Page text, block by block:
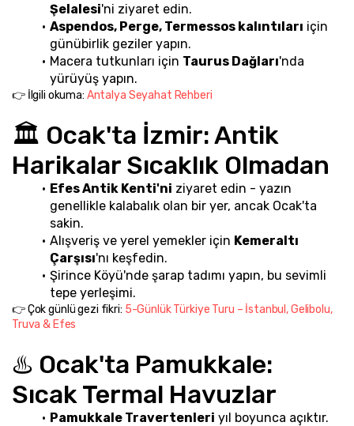
Şelalesi'ni ziyaret edin.
Aspendos, Perge, Termessos kalıntıları için
günübirlik geziler yapın.
Macera tutkunları için Taurus Dağları'nda
yürüyüş yapın.
👉 İlgili okuma: Antalya Seyahat Rehberi
🏛️ Ocak'ta İzmir: Antik
Harikalar Sıcaklık Olmadan
Efes Antik Kenti'ni ziyaret edin - yazın
genellikle kalabalık olan bir yer, ancak Ocak'ta
sakin.
Alışveriş ve yerel yemekler için Kemeraltı
Çarşısı'nı keşfedin.
Şirince Köyü'nde şarap tadımı yapın, bu sevimli
tepe yerleşimi.
👉 Çok günlü gezi fikri: 5-Günlük Türkiye Turu – İstanbul, Gelibolu,
Truva & Efes
♨️ Ocak'ta Pamukkale:
Sıcak Termal Havuzlar
Pamukkale Travertenleri yıl boyunca açıktır.